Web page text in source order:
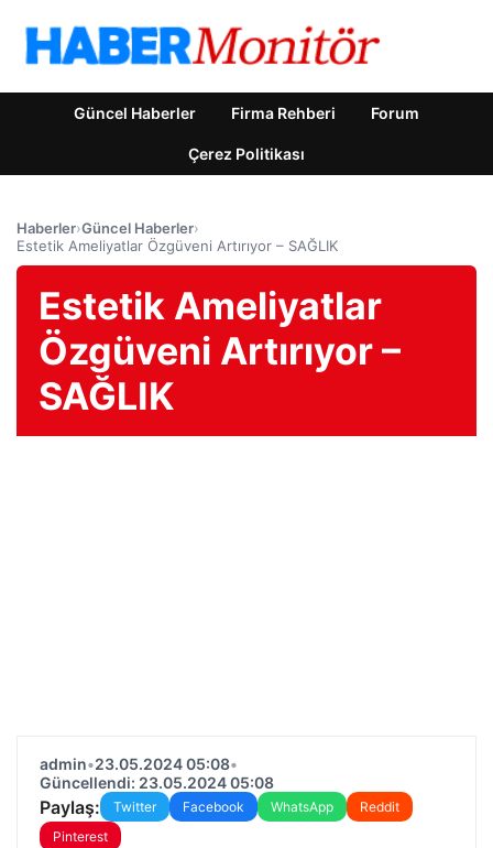
Güncel Haberler Firma Rehberi Forum
Çerez Politikası
Haberler›Güncel Haberler›
Estetik Ameliyatlar Özgüveni Artırıyor – SAĞLIK
Estetik Ameliyatlar
Özgüveni Artırıyor –
SAĞLIK
admin•23.05.2024 05:08•
Güncellendi: 23.05.2024 05:08
Paylaş: Twitter Facebook WhatsApp
Reddit
Pinterest